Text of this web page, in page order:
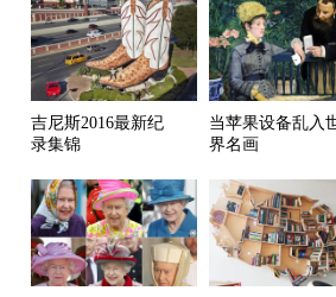
吉尼斯2016最新纪
录集锦
当苹果设备乱入
界名画